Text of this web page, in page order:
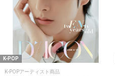
K-POP
K-POPアーティスト商品